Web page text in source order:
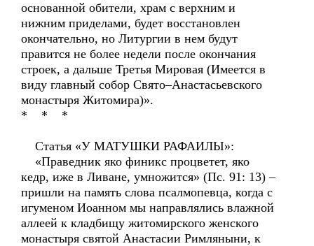
основанной обители, храм с верхним и
нижним приделами, будет восстановлен
окончательно, но Литургии в нем будут
правится не более недели после окончания
строек, а дальше Третья Мировая (Имеется в
виду главный собор Свято–Анастасьевского
монастыря Житомира)».
* * *
Статья «У МАТУШКИ РАФАИЛЫ»:
«Праведник яко финикс процветет, яко
кедр, иже в Ливане, умножится» (Пс. 91: 13) –
пришли на память слова псалмопевца, когда с
игуменом Иоанном мы направлялись влажной
аллеей к кладбищу житомирского женского
монастыря святой Анастасии Римляныни, к